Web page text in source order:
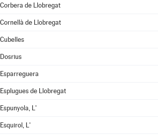
Corbera de Llobregat
Cornellà de Llobregat
Cubelles
Dosrius
Esparreguera
Esplugues de Llobregat
Espunyola, L'
Esquirol, L'